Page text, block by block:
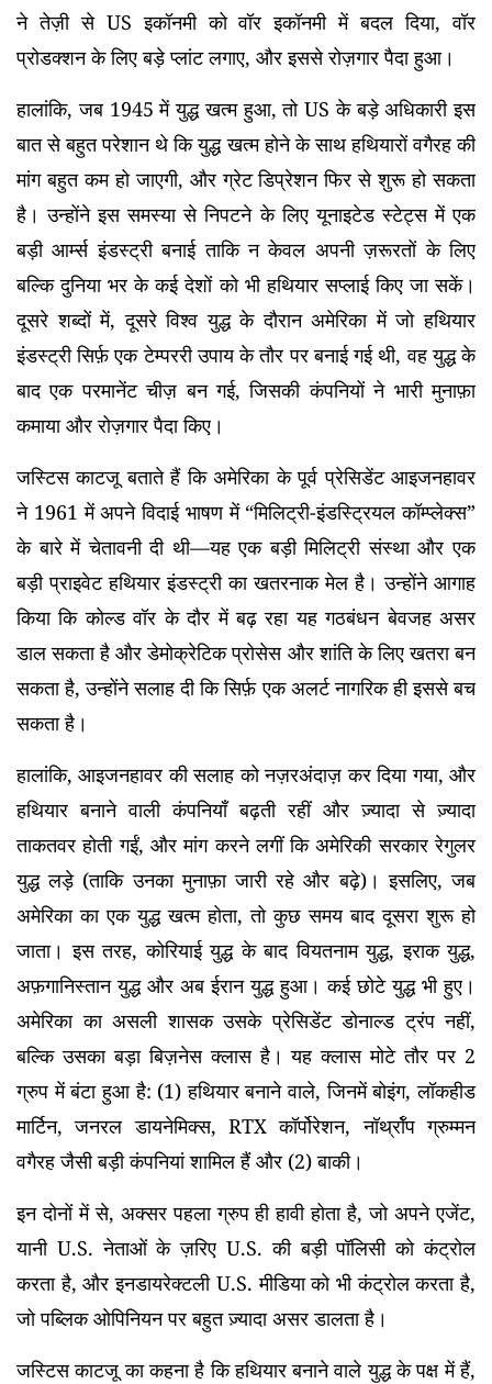
ने तेज़ी से US इकॉनमी को वॉर इकॉनमी में बदल दिया, वॉर
प्रोडक्शन के लिए बड़े प्लांट लगाए, और इससे रोज़गार पैदा हुआ।
हालांकि, जब 1945 में युद्ध खत्म हुआ, तो US के बड़े अधिकारी इस
बात से बहुत परेशान थे कि युद्ध खत्म होने के साथ हथियारों वगैरह की
मांग बहुत कम हो जाएगी, और ग्रेट डिप्रेशन फिर से शुरू हो सकता
है। उन्होंने इस समस्या से निपटने के लिए यूनाइटेड स्टेट्स में एक
बड़ी आर्म्स इंडस्ट्री बनाई ताकि न केवल अपनी ज़रूरतों के लिए
बल्कि दुनिया भर के कई देशों को भी हथियार सप्लाई किए जा सकें।
दूसरे शब्दों में, दूसरे विश्व युद्ध के दौरान अमेरिका में जो हथियार
इंडस्ट्री सिर्फ़ एक टेम्पररी उपाय के तौर पर बनाई गई थी, वह युद्ध के
बाद एक परमानेंट चीज़ बन गई, जिसकी कंपनियों ने भारी मुनाफ़ा
कमाया और रोज़गार पैदा किए।
जस्टिस काटजू बताते हैं कि अमेरिका के पूर्व प्रेसिडेंट आइजनहावर
ने 1961 में अपने विदाई भाषण में “मिलिट्री-इंडस्ट्रियल कॉम्प्लेक्स”
के बारे में चेतावनी दी थी—यह एक बड़ी मिलिट्री संस्था और एक
बड़ी प्राइवेट हथियार इंडस्ट्री का खतरनाक मेल है। उन्होंने आगाह
किया कि कोल्ड वॉर के दौर में बढ़ रहा यह गठबंधन बेवजह असर
डाल सकता है और डेमोक्रेटिक प्रोसेस और शांति के लिए खतरा बन
सकता है, उन्होंने सलाह दी कि सिर्फ़ एक अलर्ट नागरिक ही इससे बच
सकता है।
हालांकि, आइजनहावर की सलाह को नज़रअंदाज़ कर दिया गया, और
हथियार बनाने वाली कंपनियाँ बढ़ती रहीं और ज़्यादा से ज़्यादा
ताकतवर होती गईं, और मांग करने लगीं कि अमेरिकी सरकार रेगुलर
युद्ध लड़े (ताकि उनका मुनाफ़ा जारी रहे और बढ़े)। इसलिए, जब
अमेरिका का एक युद्ध खत्म होता, तो कुछ समय बाद दूसरा शुरू हो
जाता। इस तरह, कोरियाई युद्ध के बाद वियतनाम युद्ध, इराक युद्ध,
अफ़गानिस्तान युद्ध और अब ईरान युद्ध हुआ। कई छोटे युद्ध भी हुए।
अमेरिका का असली शासक उसके प्रेसिडेंट डोनाल्ड ट्रंप नहीं,
बल्कि उसका बड़ा बिज़नेस क्लास है। यह क्लास मोटे तौर पर 2
ग्रुप में बंटा हुआ है: (1) हथियार बनाने वाले, जिनमें बोइंग, लॉकहीड
मार्टिन, जनरल डायनेमिक्स, RTX कॉर्पोरेशन, नॉर्थ्रॉप ग्रुम्मन
वगैरह जैसी बड़ी कंपनियां शामिल हैं और (2) बाकी।
इन दोनों में से, अक्सर पहला ग्रुप ही हावी होता है, जो अपने एजेंट,
यानी U.S. नेताओं के ज़रिए U.S. की बड़ी पॉलिसी को कंट्रोल
करता है, और इनडायरेक्टली U.S. मीडिया को भी कंट्रोल करता है,
जो पब्लिक ओपिनियन पर बहुत ज़्यादा असर डालता है।
जस्टिस काटजू का कहना है कि हथियार बनाने वाले युद्ध के पक्ष में हैं,